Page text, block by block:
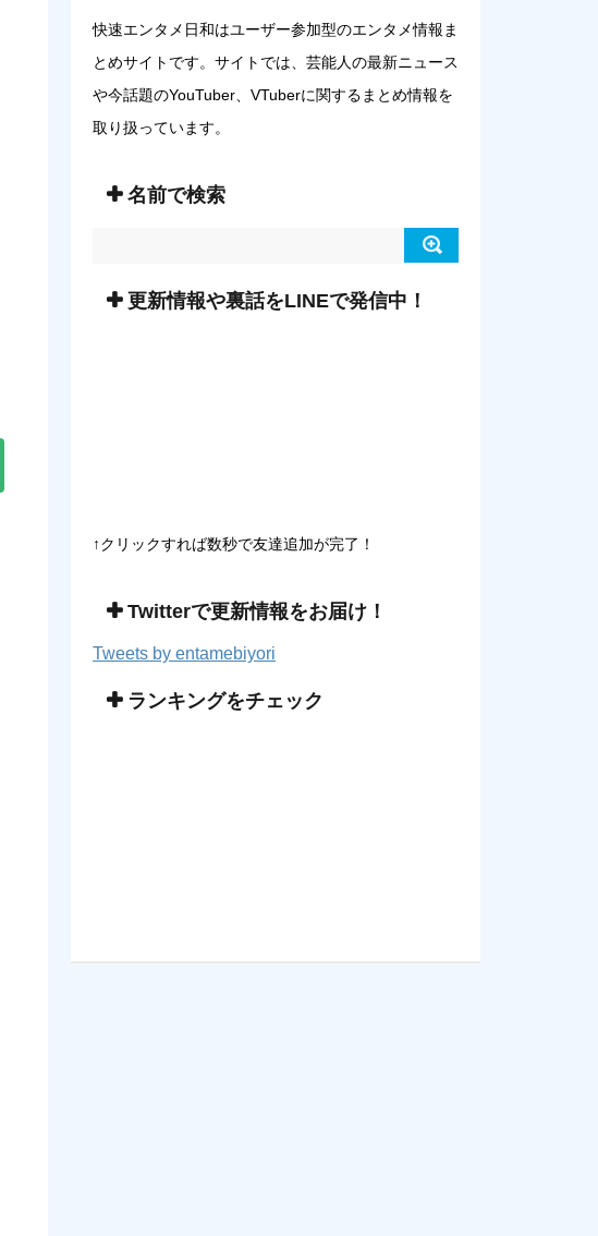
快速エンタメ日和はユーザー参加型のエンタメ情報ま
とめサイトです。サイトでは、芸能人の最新ニュース
や今話題のYouTuber、VTuberに関するまとめ情報を
取り扱っています。
名前で検索
更新情報や裏話をLINEで発信中！
↑クリックすれば数秒で友達追加が完了！
Twitterで更新情報をお届け！
Tweets by entamebiyori
ランキングをチェック